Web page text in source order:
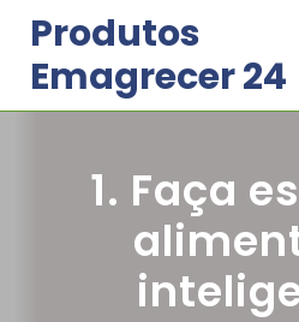
content
Produtos
Emagrecer 24
1. Faça